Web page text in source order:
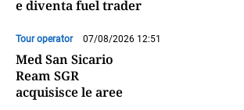
e diventa fuel trader
Tour operator 07/08/2026 12:51
Med San Sicario
Ream SGR
acquisisce le aree